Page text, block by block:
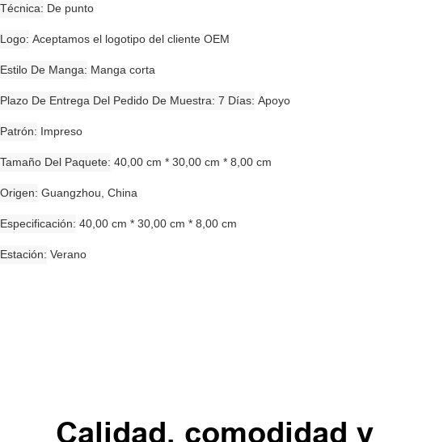
Técnica De punto
Logo Aceptamos el logotipo del cliente OEM
Estilo De Manga Manga corta
Plazo De Entrega Del Pedido De Muestra: 7 Días Apoyo
Patrón Impreso
Tamaño Del Paquete 40,00 cm * 30,00 cm * 8,00 cm
Origen Guangzhou, China
Especificación 40,00 cm * 30,00 cm * 8,00 cm
Estación Verano
Calidad, comodidad y